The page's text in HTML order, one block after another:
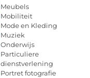
Meubels
Mobiliteit
Mode en Kleding
Muziek
Onderwijs
Particuliere
dienstverlening
Portret fotografie